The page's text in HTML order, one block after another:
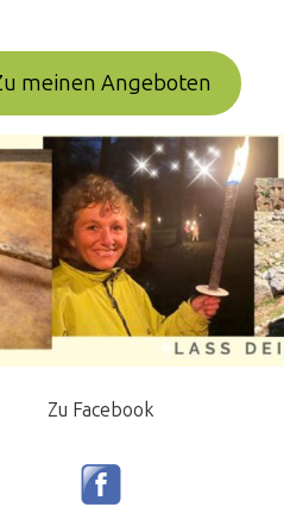
meinen Angeboten
Zu Facebook